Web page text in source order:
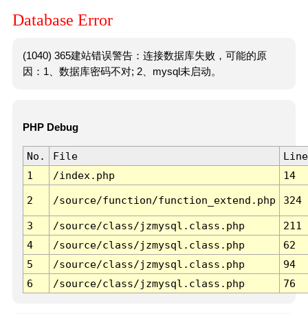
Database Error
(1040) 365建站错误警告：连接数据库失败，可能的原
因：1、数据库密码不对; 2、mysql未启动。
PHP Debug
No. File
Line
1
/index.php 14
2 /source/function/function_extend.php 324
3 /source/class/jzmysql.class.php
211
4
/source/class/jzmysql.class.php
62
5
/source/class/jzmysql.class.php
94
6
/source/class/jzmysql.class.php 76